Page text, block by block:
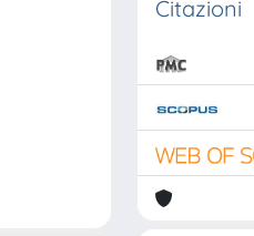
Citazioni